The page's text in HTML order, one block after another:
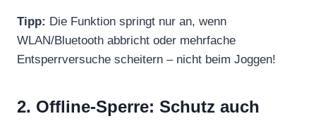
Tipp: Die Funktion springt nur an, wenn
WLAN/Bluetooth abbricht oder mehrfache
Entsperrversuche scheitern – nicht beim Joggen!
2. Offline-Sperre: Schutz auch